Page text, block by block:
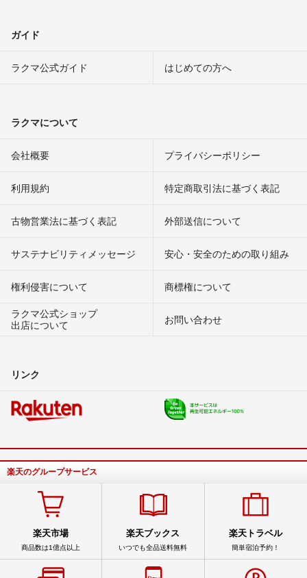
ガイド
ラクマ公式ガイド はじめての方へ
ラクマについて
会社概要 プライバシーポリシー
利用規約 特定商取引法に基づく表記
古物営業法に基づく表記 外部送信について
サステナビリティメッセージ 安心・安全のための取り組み
権利侵害について
商標権について
ラクマ公式ショップ
出店について
お問い合わせ
リンク
楽天のグループサービス
楽天市場
商品数は1億点以上
楽天ブックス
いつでも全品送料無料
楽天トラベル
簡単宿泊予約！